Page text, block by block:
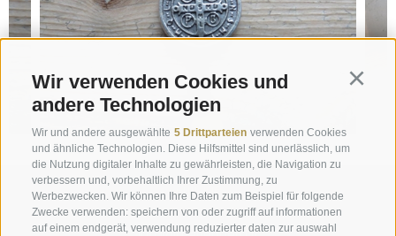
Wir verwenden Cookies und
andere Technologien
Wir und andere ausgewählte 5 Drittparteien verwenden Cookies
und ähnliche Technologien. Diese Hilfsmittel sind unerlässlich, um
die Nutzung digitaler Inhalte zu gewährleisten, die Navigation zu
verbessern und, vorbehaltlich Ihrer Zustimmung, zu
Werbezwecken. Wir können Ihre Daten zum Beispiel für folgende
Zwecke verwenden: speichern von oder zugriff auf informationen
auf einem endgerät, verwendung reduzierter daten zur auswahl
Anfrage